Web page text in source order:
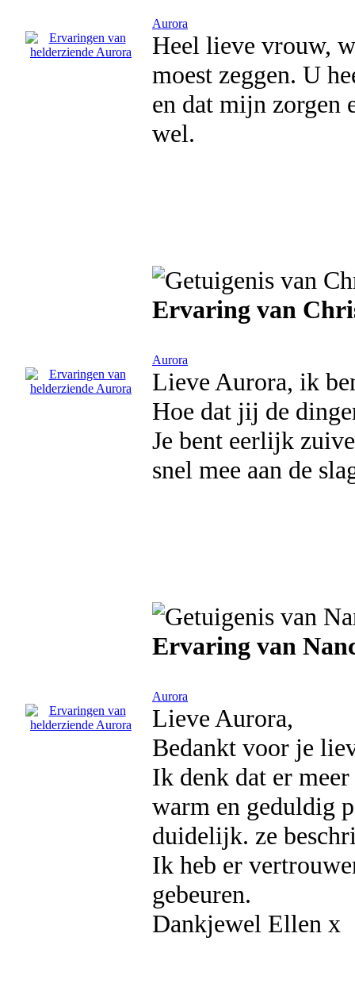
Aurora
Heel lieve vrouw,
moest zeggen. U
en dat mijn zorgen
wel.
Ervaring van
Aurora
Lieve Aurora, ik
Hoe dat jij de
Je bent eerlijk
snel mee aan de
Ervaring van
Aurora
Lieve Aurora,
Bedankt voor je
Ik denk dat er
warm en geduldig
duidelijk. ze
Ik heb er
gebeuren.
Dankjewel Ellen x